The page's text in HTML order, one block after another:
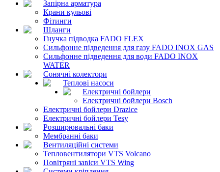
Запірна арматура
Крани кульові
Фітинги
Шланги
Гнучка підводка FADO FLEX
Сильфонне підведення для газу FADO INOX GAS
Сильфонне підведення для води FADO INOX
WATER
Сонячні колектори
Теплові насоси
Електричні бойлери
Електричні бойлери Bosch
Електричні бойлери Drazice
Електричні бойлери Tesy
Розширювальні баки
Мембранні баки
Вентиляційні системи
Тепловентилятори VTS Volcano
Повітряні завіси VTS Wing